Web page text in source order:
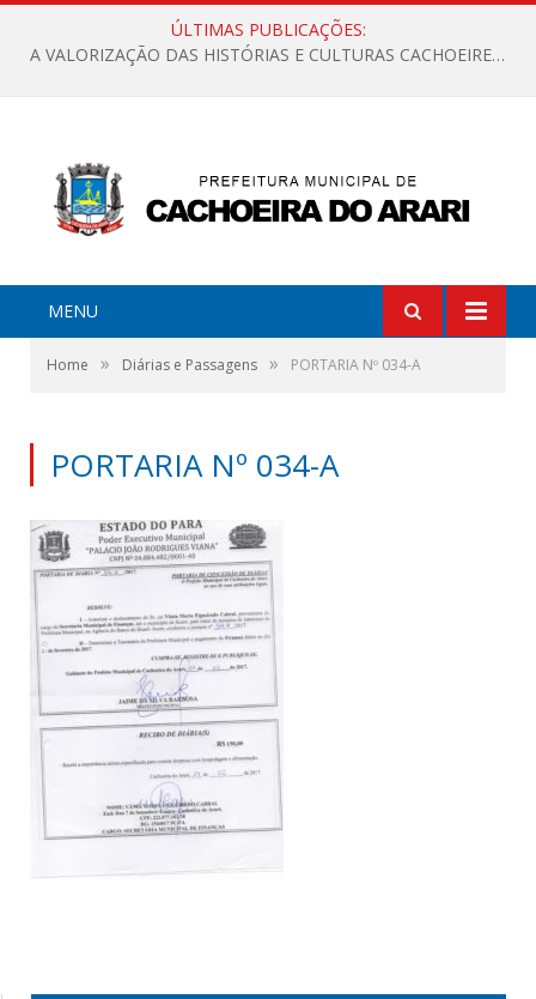
ÚLTIMAS PUBLICAÇÕES:
A VALORIZAÇÃO DAS HISTÓRIAS E CULTURAS CACHOEIRENSES
MENU
Home » Diárias e Passagens » PORTARIA Nº 034-A
PORTARIA Nº 034-A